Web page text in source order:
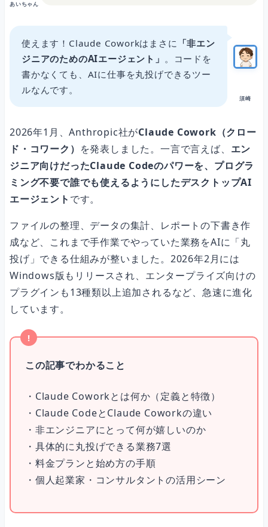
ステップ1：Claudeの有料プランに登録
ステップ2：Claude Desktopアプリをダウンロード
ステップ3：Coworkモードを選択
ステップ4：フォルダを指定してタスクを依頼
よくある質問（FAQ）
Q. プログラミングの知識がなくても本当に使えますか？
あいちゃん
須崎
使えます！Claude Coworkはまさに 「非エン
ジニアのためのAIエージェント」 。コードを
書かなくても、AIに仕事を丸投げできるツー
ルなんです。
2026年1月、Anthropic社がClaude Cowork（クロー
ド・コワーク） を発表しました。一言で言えば、 エン
ジニア向けだったClaude Codeのパワーを、プログラ
ミング不要で誰でも使えるようにしたデスクトップAI
エージェント です。
ファイルの整理、データの集計、レポートの下書き作
成など、これまで手作業でやっていた業務をAIに「丸
投げ」できる仕組みが整いました。2026年2月には
Windows版もリリースされ、エンタープライズ向けの
プラグインも13種類以上追加されるなど、急速に進化
しています。
この記事でわかること
・Claude Coworkとは何か（定義と特徴）
・Claude CodeとClaude Coworkの違い
・非エンジニアにとって何が嬉しいのか
・具体的に丸投げできる業務7選
・料金プランと始め方の手順
・個人起業家・コンサルタントの活用シーン